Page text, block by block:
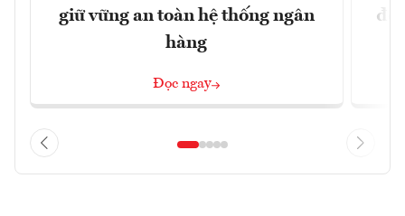
giữ vững an toàn hệ thống ngân
hàng
Đọc ngay